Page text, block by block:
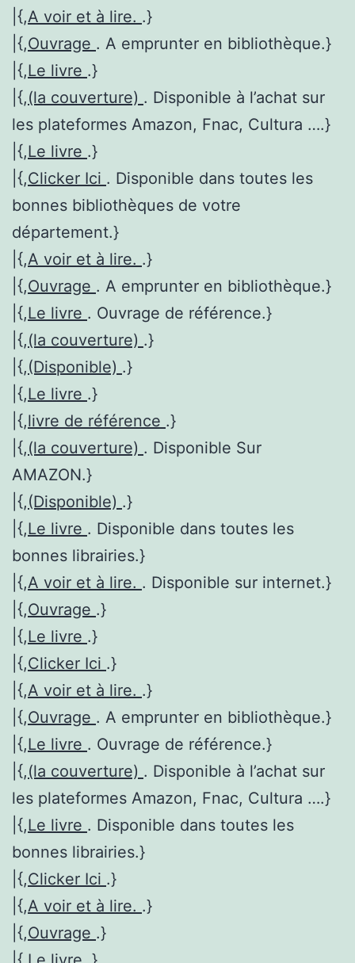
|{,A voir et à lire. .}
|{,Ouvrage . A emprunter en bibliothèque.}
|{,Le livre .}
|{,(la couverture) . Disponible à l’achat sur
les plateformes Amazon, Fnac, Cultura ….}
|{,Le livre .}
|{,Clicker Ici . Disponible dans toutes les
bonnes bibliothèques de votre
département.}
|{,A voir et à lire. .}
|{,Ouvrage . A emprunter en bibliothèque.}
|{,Le livre . Ouvrage de référence.}
|{,(la couverture) .}
|{,(Disponible) .}
|{,Le livre .}
|{,livre de référence .}
|{,(la couverture) . Disponible Sur
AMAZON.}
|{,(Disponible) .}
|{,Le livre . Disponible dans toutes les
bonnes librairies.}
|{,A voir et à lire. . Disponible sur internet.}
|{,Ouvrage .}
|{,Le livre .}
|{,Clicker Ici .}
|{,A voir et à lire. .}
|{,Ouvrage . A emprunter en bibliothèque.}
|{,Le livre . Ouvrage de référence.}
|{,(la couverture) . Disponible à l’achat sur
les plateformes Amazon, Fnac, Cultura ….}
|{,Le livre . Disponible dans toutes les
bonnes librairies.}
|{,Clicker Ici .}
|{,A voir et à lire. .}
|{,Ouvrage .}